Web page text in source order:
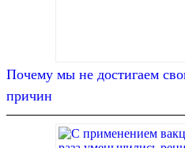
Почему мы не достигаем
причин